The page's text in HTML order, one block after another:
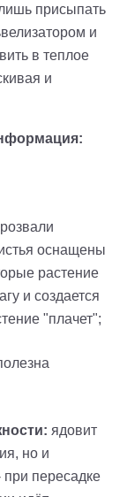
присыпать
и
в теплое
и
оснащены
растение
и создается
"плачет";
ядовит
но и
при пересадке